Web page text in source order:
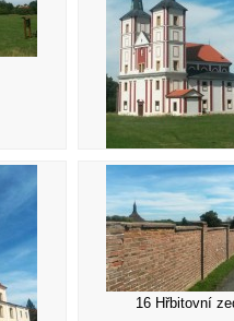
12 Kostel sv.
16 Hřbitovní